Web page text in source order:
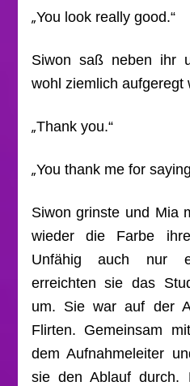
„You look really good.“
Siwon saß neben ihr
wohl ziemlich aufgeregt
„Thank you.“
„You thank me for
Siwon grinste und Mia
wieder die Farbe
Unfähig auch nur
erreichten sie das
um. Sie war auf der
Flirten. Gemeinsam
dem Aufnahmeleiter
sie den Ablauf durch.